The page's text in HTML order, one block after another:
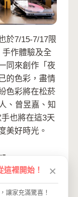
於7/15-7/17限
作體驗及全
同來創作「夜
的色彩，盡情
色彩將在松菸
、曾昱嘉、知
也將在這3天
美好時光。
旁
這裡開始！ ✕
讓家充滿驚喜！